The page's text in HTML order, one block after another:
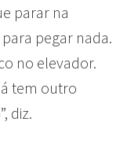
parar na
pegar nada.
no elevador.
tem outro
diz.